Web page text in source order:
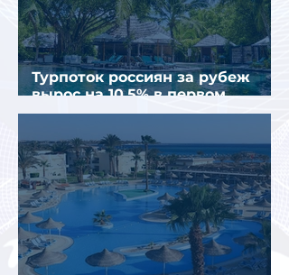
Турпоток россиян за рубеж
вырос на 10,5% в первом
полугодии 2026 года